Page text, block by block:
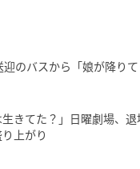
のバスから「娘が降りて
生きてた？」日曜劇場、
上がり